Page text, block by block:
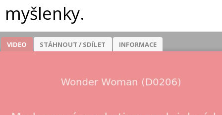
myšlenky.
VIDEO STÁHNOUT / SDÍLET INFORMACE